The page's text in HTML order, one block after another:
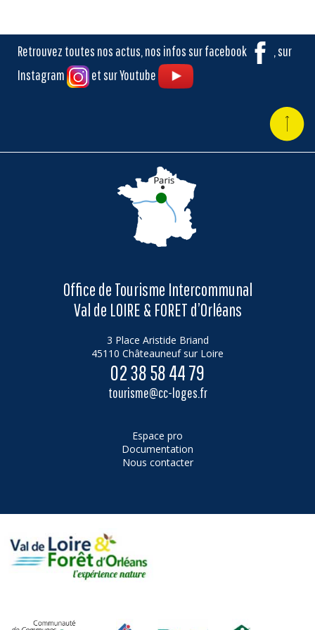
Retrouvez toutes nos actus, nos infos sur facebook
, sur
Instagram
et sur Youtube
Office de Tourisme Intercommunal
Val de LOIRE & FORET d’Orléans
3 Place Aristide Briand
45110 Châteauneuf sur Loire
02 38 58 44 79
tourisme@cc-loges.fr
Espace pro
Documentation
Nous contacter